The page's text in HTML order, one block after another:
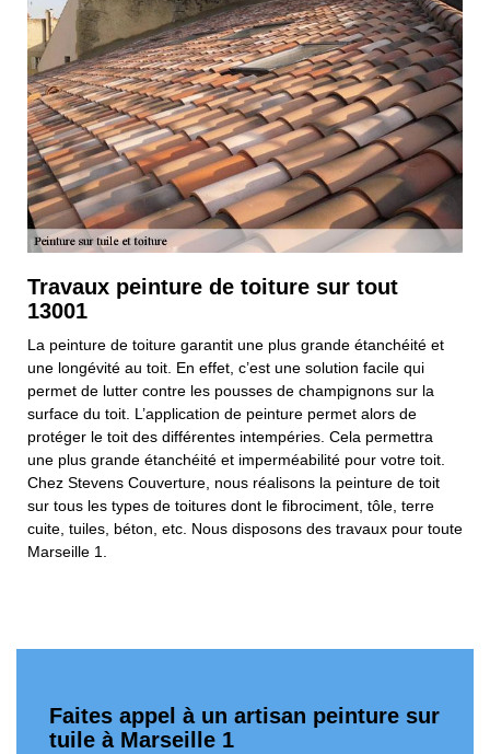
Travaux peinture de toiture sur tout
13001
La peinture de toiture garantit une plus grande étanchéité et
une longévité au toit. En effet, c’est une solution facile qui
permet de lutter contre les pousses de champignons sur la
surface du toit. L’application de peinture permet alors de
protéger le toit des différentes intempéries. Cela permettra
une plus grande étanchéité et imperméabilité pour votre toit.
Chez Stevens Couverture, nous réalisons la peinture de toit
sur tous les types de toitures dont le fibrociment, tôle, terre
cuite, tuiles, béton, etc. Nous disposons des travaux pour toute
Marseille 1.
Faites appel à un artisan peinture sur
tuile à Marseille 1